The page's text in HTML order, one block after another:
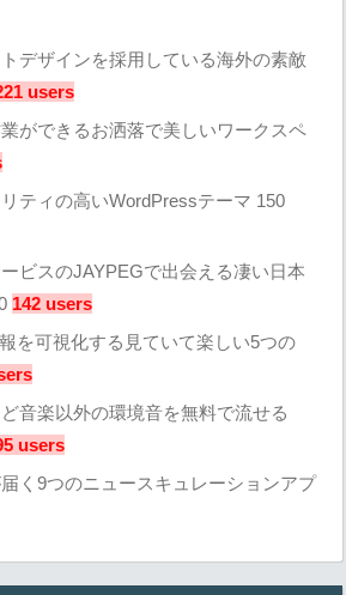
デザインを採用している海外の素敵
users
ができるお洒落で美しいワークスペ
ティの高いWordPressテーマ 150
ビスのJAYPEGで出会える凄い日本
142 users
を可視化する見ていて楽しい5つの
音楽以外の環境音を無料で流せる
users
く9つのニュースキュレーションアプ